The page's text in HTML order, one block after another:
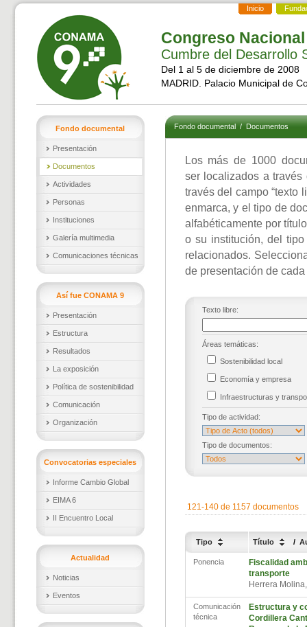
Inicio
Congreso
Cumbre del Desarrollo
Del 1 al 5 de diciembre de 2008
MADRID. Palacio Municipal de
Fondo documental
Presentación
Documentos
Actividades
Personas
Instituciones
Galería multimedia
Comunicaciones técnicas
Así fue CONAMA 9
Presentación
Estructura
Resultados
La exposición
Política de sostenibilidad
Comunicación
Organización
Convocatorias especiales
Informe Cambio Global
EIMA 6
II Encuentro Local
Actualidad
Noticias
Eventos
Fondo documental/Documentos
Los más de 1000
ser localizados a
través del campo “texto
enmarca, y el tipo de
alfabéticamente por
o su institución, del
relacionados.
de presentación de
Texto libre:
Áreas temáticas:
Sostenibilidad local
Economía y empresa
Infraestructuras y
Tipo de actividad:
Tipo de documentos:
121-140 de 1157 documentos
Tipo Título /
Ponencia
Fiscalidad
transporte
Herrera
Comunicación
técnica
Estructura y
Cordillera